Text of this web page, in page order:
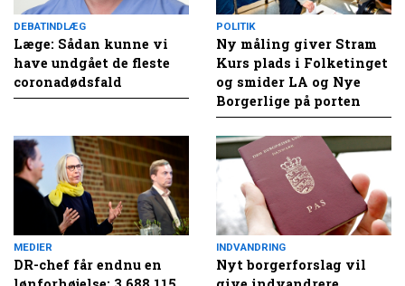
DEBATINDLÆG
Læge: Sådan kunne vi
have undgået de fleste
coronadødsfald
POLITIK
Ny måling giver Stram
Kurs plads i Folketinget
og smider LA og Nye
Borgerlige på porten
MEDIER
DR-chef får endnu en
INDVANDRING
Nyt borgerforslag vil